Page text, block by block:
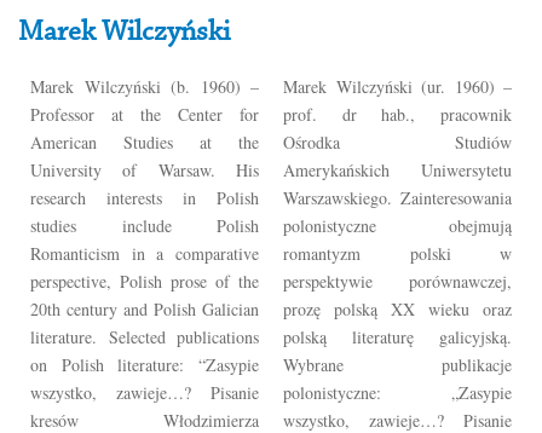
Marek Wilczyński
Marek Wilczyński (b. 1960) –
Professor at the Center for
American Studies at the
University of Warsaw. His
research interests in Polish
studies include Polish
Romanticism in a comparative
perspective, Polish prose of the
20th century and Polish Galician
literature. Selected publications
on Polish literature: “Zasypie
wszystko, zawieje…? Pisanie
kresów Włodzimierza
Marek Wilczyński (ur. 1960) –
prof. dr hab., pracownik
Ośrodka Studiów
Amerykańskich Uniwersytetu
Warszawskiego. Zainteresowania
polonistyczne obejmują
romantyzm polski w
perspektywie porównawczej,
prozę polską XX wieku oraz
polską literaturę galicyjską.
Wybrane publikacje
polonistyczne: „Zasypie
wszystko, zawieje…? Pisanie